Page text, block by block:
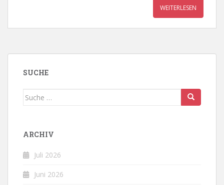
WEITERLESEN
SUCHE
Suche
ARCHIV
Juli 2026
Juni 2026